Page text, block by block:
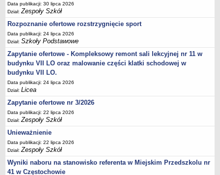
Ogłoszenia
Zarządzenia
Rejestry, ewidencje, archiwa
Kontrole
PONOWNE WYKORZYSTYWANIE
Sprawozdania
Deklaracja dostępności
DEKLARACJA DOSTĘPNOŚCI
OŚWIADCZENIA MAJĄTKOWE
PONOWNE WYKORZYSTYWANIE
UDOSTĘPNIANIE INFORMACJI PUBLICZNEJ
OCHRONA DANYCH OSOBOWYCH
Data publikacji: 30 lipca 2026
Dział:Zespoły Szkół
Rozpoznanie ofertowe rozstrzygnięcie sport
Data publikacji: 24 lipca 2026
Dział:Szkoły Podstawowe
Zapytanie ofertowe - Kompleksowy remont sali lekcyjnej nr 11 w
budynku VII LO oraz malowanie części klatki schodowej w
budynku VII LO.
Data publikacji: 24 lipca 2026
Dział:Licea
Zapytanie ofertowe nr 3/2026
Data publikacji: 22 lipca 2026
Dział:Zespoły Szkół
Unieważnienie
Data publikacji: 22 lipca 2026
Dział:Zespoły Szkół
Wyniki naboru na stanowisko referenta w Miejskim Przedszkolu nr
41 w Częstochowie